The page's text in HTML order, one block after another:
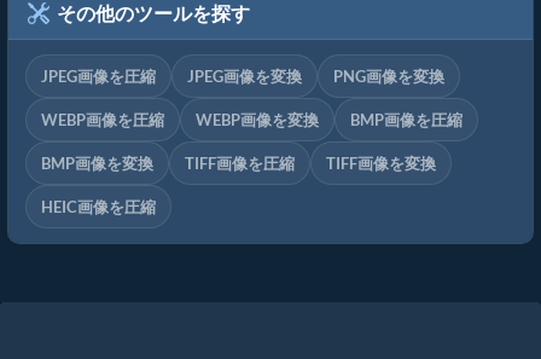
その他のツールを探す
JPEG画像を圧縮 JPEG画像を変換 PNG画像を変換
WEBP画像を圧縮 WEBP画像を変換 BMP画像を圧縮
BMP画像を変換 TIFF画像を圧縮 TIFF画像を変換
HEIC画像を圧縮